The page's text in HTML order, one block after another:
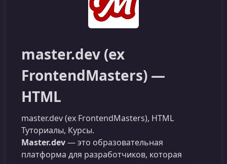
master.dev (ex
FrontendMasters) —
HTML
master.dev (ex FrontendMasters), HTML
Туториалы, Курсы.
Master.dev— это образовательная
платформа для разработчиков, которая